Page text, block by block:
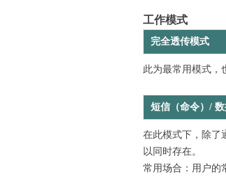
工作模式
完全透传模式
此为最常用模式，
短信（命令）/
在此模式下，除了
以同时存在。
常用场合：用户的